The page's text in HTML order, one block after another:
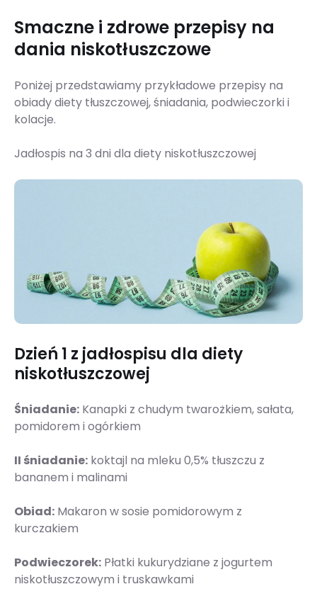
Smaczne i zdrowe przepisy na
dania niskotłuszczowe
Poniżej przedstawiamy przykładowe przepisy na
obiady diety tłuszczowej, śniadania, podwieczorki i
kolacje.
Jadłospis na 3 dni dla diety niskotłuszczowej
Dzień 1 z jadłospisu dla diety
niskotłuszczowej
Śniadanie: Kanapki z chudym twarożkiem, sałata,
pomidorem i ogórkiem
II śniadanie: koktajl na mleku 0,5% tłuszczu z
bananem i malinami
Obiad: Makaron w sosie pomidorowym z
kurczakiem
Podwieczorek: Płatki kukurydziane z jogurtem
niskotłuszczowym i truskawkami